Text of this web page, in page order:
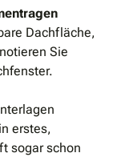
Dachfläche,
Sie
erstes,
sogar schon